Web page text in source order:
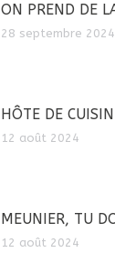
ON PREND DE
28 septembre 2024
HÔTE DE
12 août 2024
MEUNIER, TU
12 août 2024